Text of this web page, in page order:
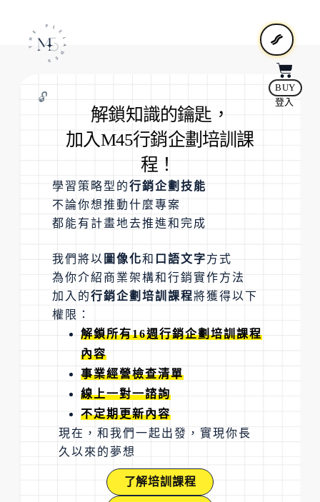
BUY
登入
🔓
解鎖知識的鑰匙，
加入M45行銷企劃培訓課
程！
學習策略型的行銷企劃技能
不論你想推動什麼專案
都能有計畫地去推進和完成
我們將以 圖像化和 口語文字方式
為你介紹商業架構和行銷實作方法
加入的行銷企劃培訓課程將獲得以下
權限：
解鎖所有16週行銷企劃培訓課程
內容
事業經營檢查清單
線上一對一諮詢
不定期更新內容
現在，和我們一起出發，實現你長
久以來的夢想
了解培訓課程